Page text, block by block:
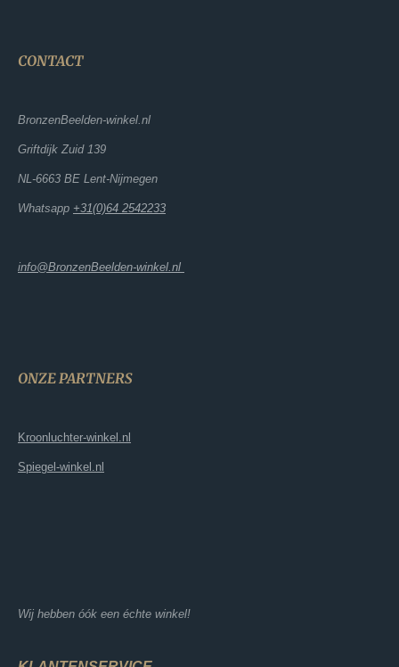
CONTACT
BronzenBeelden-winkel.nl
Griftdijk Zuid 139
NL-6663 BE Lent-Nijmegen
Whatsapp +31(0)64 2542233
info@BronzenBeelden-winkel.nl
ONZE PARTNERS
Kroonluchter-winkel.nl
Spiegel-winkel.nl
Wij hebben óók een échte winkel!